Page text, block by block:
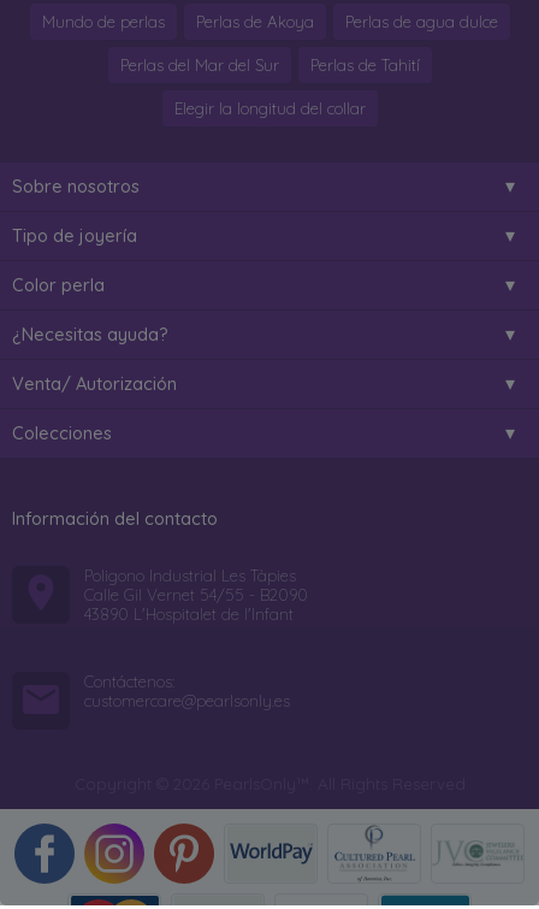
Mundo de perlas Perlas de Akoya Perlas de agua dulce
Perlas del Mar del Sur Perlas de Tahití
Elegir la longitud del collar
Sobre nosotros
Tipo de joyería
Color perla
¿Necesitas ayuda?
Venta/ Autorización
Colecciones
Información del contacto
Poligono Industrial Les Tàpies
Calle Gil Vernet 54/55 - B2090
43890 L'Hospitalet de l'Infant
Contáctenos:
customercare@pearlsonly.es